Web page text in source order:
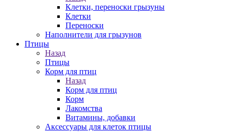
Клетки, переноски грызуны
Клетки
Переноски
Наполнители для грызунов
Птицы
Назад
Птицы
Корм для птиц
Назад
Корм для птиц
Корм
Лакомства
Витамины, добавки
Аксессуары для клеток птицы